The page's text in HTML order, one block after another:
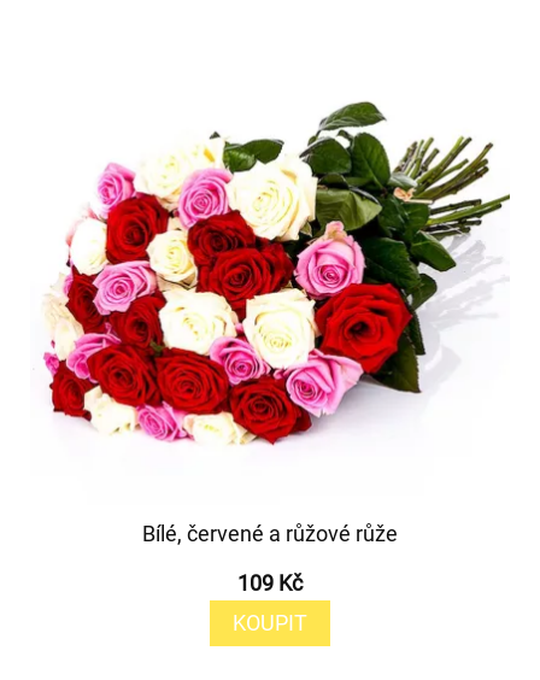
Bílé, červené a růžové růže
109 Kč
KOUPIT